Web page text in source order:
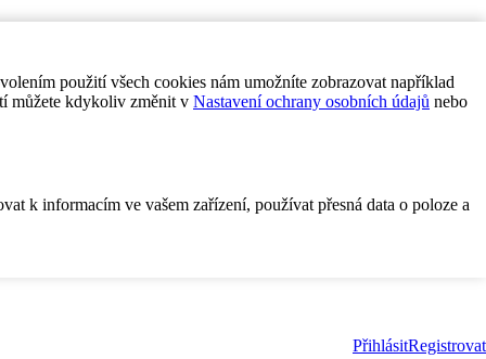
použití všech cookies nám umožníte zobrazovat například
můžete kdykoliv změnit v Nastavení ochrany osobních údajů nebo
k informacím ve vašem zařízení, používat přesná data o poloze a
PřihlásitRegistrovat